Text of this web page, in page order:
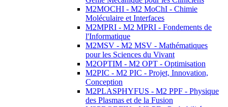
M2MOCHI - M2 MoChI - Chimie
Moléculaire et Interfaces
M2MPRI - M2 MPRI - Fondements de
l'Informatique
M2MSV - M2 MSV - Mathématiques
pour les Sciences du Vivant
M2OPTIM - M2 OPT - Optimisation
M2PIC - M2 PIC - Projet, Innovation,
Conception
M2PLASPHYFUS - M2 PPF - Physique
des Plasmas et de la Fusion